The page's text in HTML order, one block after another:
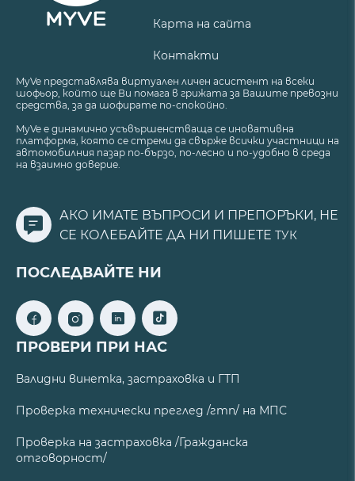
Карта на сайта
Контакти
MyVe представлява виртуален личен асистент на всеки
шофьор, който ще Ви помага в грижата за Вашите превозни
средства, за да шофирате по-спокойно.
MyVe е динамично усъвършенстваща се иновативна
платформа, която се стреми да свърже всички участници на
автомобилния пазар по-бързо, по-лесно и по-удобно в среда
на взаимно доверие.
АКО ИМАТЕ ВЪПРОСИ И ПРЕПОРЪКИ, НЕ
СЕ КОЛЕБАЙТЕ ДА НИ ПИШЕТЕ ТУК
ПОСЛЕДВАЙТЕ НИ
ПРОВЕРИ ПРИ НАС
Валидни винетка, застраховка и ГТП
Проверка технически преглед /гтп/ на МПС
Проверка на застраховка /Гражданска
отговорност/